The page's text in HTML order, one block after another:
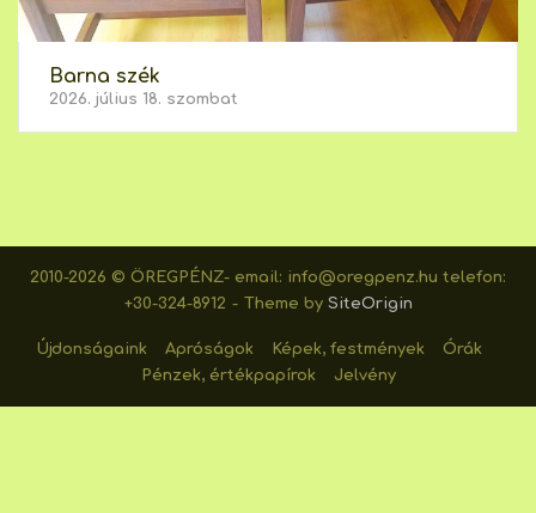
Barna szék
2026. július 18. szombat
2010-2026 © ÖREGPÉNZ- email: info@oregpenz.hu telefon:
+30-324-8912
Theme by SiteOrigin
Újdonságaink Apróságok Képek, festmények
Órák
Pénzek, értékpapírok
Jelvény